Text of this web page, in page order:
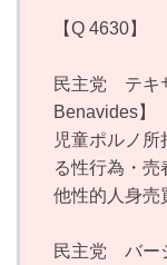
【Q 4630】
民主党 テキ
Benavides】
児童ポルノ
る性行為・売
他性的人身売
民主党 バー